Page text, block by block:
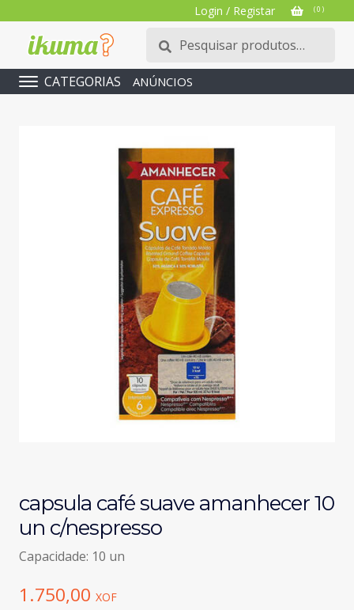
Login / Registar ( 0 )
Pesquisar
por:
Pesquisa
CATEGORIAS ANÚNCIOS
capsula café suave amanhecer 10
un c/nespresso
Capacidade: 10 un
1.750,00 XOF